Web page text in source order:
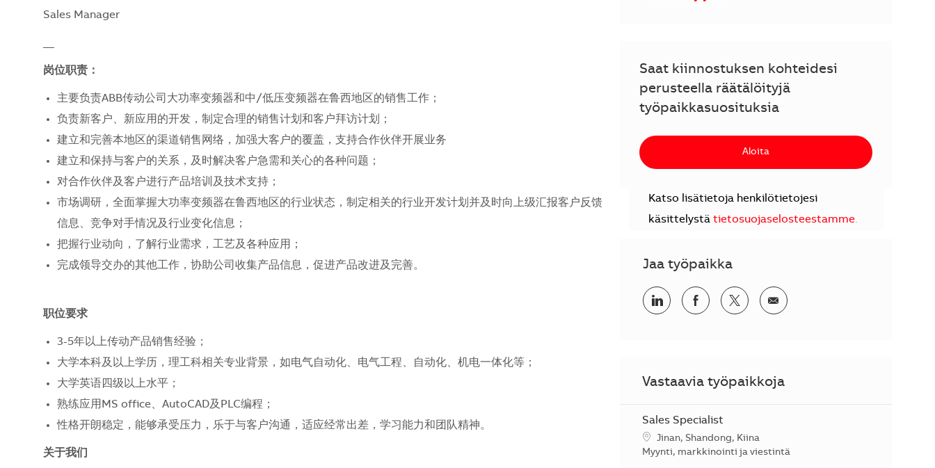
Sales Manager
岗位职责：
主要负责ABB传动公司大功率变频器和中/低压变频器在鲁西地区的销售工作；
负责新客户、新应用的开发，制定合理的销售计划和客户拜访计划；
建立和完善本地区的渠道销售网络，加强大客户的覆盖，支持合作伙伴开展业务
建立和保持与客户的关系，及时解决客户急需和关心的各种问题；
对合作伙伴及客户进行产品培训及技术支持；
市场调研，全面掌握大功率变频器在鲁西地区的行业状态，制定相关的行业开发计划并及时向上级汇报客户反馈
信息、竞争对手情况及行业变化信息；
把握行业动向，了解行业需求，工艺及各种应用；
完成领导交办的其他工作，协助公司收集产品信息，促进产品改进及完善。
职位要求
3-5年以上传动产品销售经验；
大学本科及以上学历，理工科相关专业背景，如电气自动化、电气工程、自动化、机电一体化等；
大学英语四级以上水平；
熟练应用MS office、AutoCAD及PLC编程；
性格开朗稳定，能够承受压力，乐于与客户沟通，适应经常出差，学习能力和团队精神。
关于我们
Saat kiinnostuksen kohteidesi
perusteella räätälöityjä
työpaikkasuosituksia
Aloita
Katso lisätietoja henkilötietojesi
käsittelystä tietosuojaselosteestamme.
Jaa työpaikka
Jaa LinkedInissäJaa Facebookissa
Jaa TwitterissäJaa sähköpostilla
Vastaavia työpaikkoja
Sales Specialist
SijaintiJinan, Shandong, Kiina
Kategoria
Myynti, markkinointi ja viestintä